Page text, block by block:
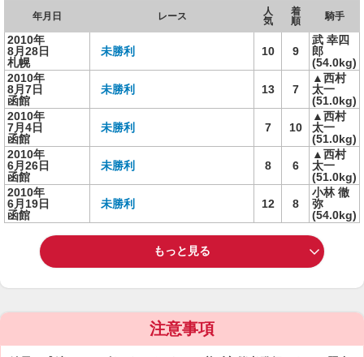
年月日 レース
人
気
着
順
騎手
2010年
8月28日
札幌
未勝利 10 9
武 幸四
郎
(54.0kg)
2010年
8月7日
函館
未勝利 13 7
▲西村
太一
(51.0kg)
2010年
7月4日
函館
未勝利 7 10
▲西村
太一
(51.0kg)
2010年
6月26日
函館
未勝利 8 6
▲西村
太一
(51.0kg)
2010年
6月19日
函館
未勝利 12 8
小林 徹
弥
(54.0kg)
もっと見る
注意事項